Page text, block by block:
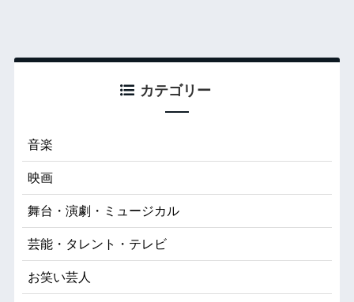
カテゴリー
音楽
映画
舞台・演劇・ミュージカル
芸能・タレント・テレビ
お笑い芸人